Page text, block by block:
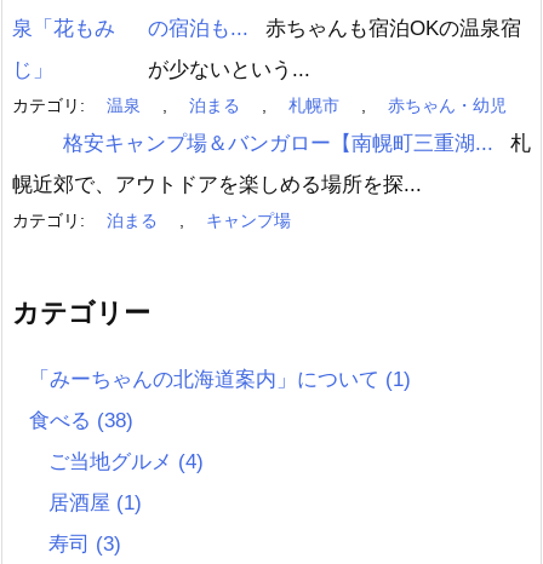
の宿泊も...
赤ちゃんも宿泊OKの温泉宿
が少ないという...
カテゴリ: 温泉 泊まる 札幌市 赤ちゃん・幼児
格安キャンプ場＆バンガロー【南幌町三重湖...
札
幌近郊で、アウトドアを楽しめる場所を探...
カテゴリ: 泊まる キャンプ場
カテゴリー
「みーちゃんの北海道案内」について (1)
食べる (38)
ご当地グルメ (4)
居酒屋 (1)
寿司 (3)